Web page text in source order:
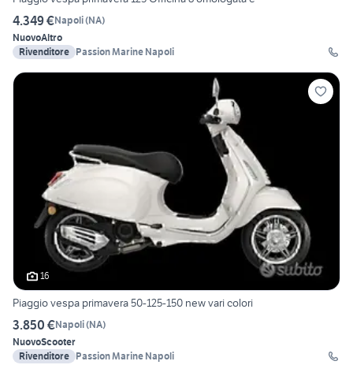
4.349 €Napoli(NA)
NuovoAltro
Rivenditore Passion Marine Napoli
16
Piaggio vespa primavera 50-125-150 new vari colori
3.850 €Napoli(NA)
NuovoScooter
Rivenditore Passion Marine Napoli